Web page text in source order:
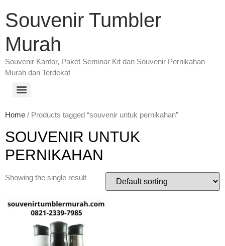
Souvenir Tumbler
Murah
Souvenir Kantor, Paket Seminar Kit dan Souvenir Pernikahan
Murah dan Terdekat
Home / Products tagged “souvenir untuk pernikahan”
SOUVENIR UNTUK
PERNIKAHAN
Showing the single result